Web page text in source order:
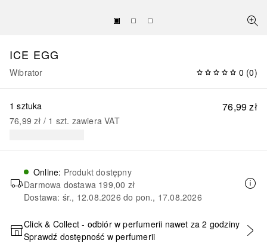
ICE EGG
Wibrator 0 (0)
76,99 zł
1 sztuka
76,99 zł / 1 szt. zawiera VAT
Online: Produkt dostępny
Darmowa dostawa 199,00 zł
Dostawa: śr., 12.08.2026 do pon., 17.08.2026
DODAJ DO KOSZYKA
Click & Collect - odbiór w perfumerii nawet za 2 godziny
Sprawdź dostępność w perfumerii